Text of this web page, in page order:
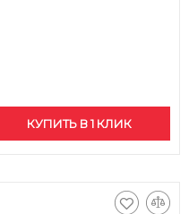
КУПИТЬ В 1 КЛИК